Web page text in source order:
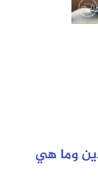
وما هي